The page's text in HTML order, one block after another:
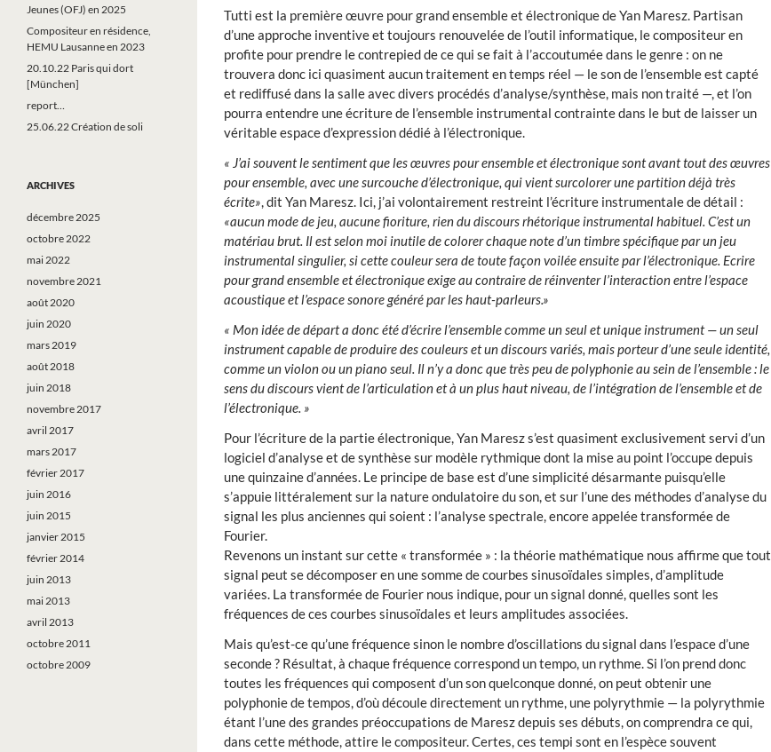
Tutti est la première œuvre pour grand ensemble et électronique de Yan Maresz. Partisan
d’une approche inventive et toujours renouvelée de l’outil informatique, le compositeur en
profite pour prendre le contrepied de ce qui se fait à l’accoutumée dans le genre : on ne
trouvera donc ici quasiment aucun traitement en temps réel — le son de l’ensemble est capté
et rediffusé dans la salle avec divers procédés d’analyse/synthèse, mais non traité —, et l’on
pourra entendre une écriture de l’ensemble instrumental contrainte dans le but de laisser un
véritable espace d’expression dédié à l’électronique.
« J’ai souvent le sentiment que les œuvres pour ensemble et électronique sont avant tout des œuvres
pour ensemble, avec une surcouche d’électronique, qui vient surcolorer une partition déjà très
écrite», dit Yan Maresz. Ici, j’ai volontairement restreint l’écriture instrumentale de détail :
«aucun mode de jeu, aucune fioriture, rien du discours rhétorique instrumental habituel. C’est un
matériau brut. Il est selon moi inutile de colorer chaque note d’un timbre spécifique par un jeu
instrumental singulier, si cette couleur sera de toute façon voilée ensuite par l’électronique. Ecrire
pour grand ensemble et électronique exige au contraire de réinventer l’interaction entre l’espace
acoustique et l’espace sonore généré par les haut-parleurs.»
« Mon idée de départ a donc été d’écrire l’ensemble comme un seul et unique instrument — un seul
instrument capable de produire des couleurs et un discours variés, mais porteur d’une seule identité,
comme un violon ou un piano seul. Il n’y a donc que très peu de polyphonie au sein de l’ensemble : le
sens du discours vient de l’articulation et à un plus haut niveau, de l’intégration de l’ensemble et de
l’électronique. »
Pour l’écriture de la partie électronique, Yan Maresz s’est quasiment exclusivement servi d’un
logiciel d’analyse et de synthèse sur modèle rythmique dont la mise au point l’occupe depuis
une quinzaine d’années. Le principe de base est d’une simplicité désarmante puisqu’elle
s’appuie littéralement sur la nature ondulatoire du son, et sur l’une des méthodes d’analyse du
signal les plus anciennes qui soient : l’analyse spectrale, encore appelée transformée de
Fourier.
Revenons un instant sur cette « transformée » : la théorie mathématique nous affirme que tout
signal peut se décomposer en une somme de courbes sinusoïdales simples, d’amplitude
variées. La transformée de Fourier nous indique, pour un signal donné, quelles sont les
fréquences de ces courbes sinusoïdales et leurs amplitudes associées.
Mais qu’est-ce qu’une fréquence sinon le nombre d’oscillations du signal dans l’espace d’une
seconde ? Résultat, à chaque fréquence correspond un tempo, un rythme. Si l’on prend donc
toutes les fréquences qui composent d’un son quelconque donné, on peut obtenir une
polyphonie de tempos, d’où découle directement un rythme, une polyrythmie — la polyrythmie
étant l’une des grandes préoccupations de Maresz depuis ses débuts, on comprendra ce qui,
dans cette méthode, attire le compositeur. Certes, ces tempi sont en l’espèce souvent
Jeunes (OFJ) en 2025
Compositeur en résidence,
HEMU Lausanne en 2023
20.10.22 Paris qui dort
[München]
report…
25.06.22 Création de soli
ARCHIVES
décembre 2025
octobre 2022
mai 2022
novembre 2021
août 2020
juin 2020
mars 2019
août 2018
juin 2018
novembre 2017
avril 2017
mars 2017
février 2017
juin 2016
juin 2015
janvier 2015
février 2014
juin 2013
mai 2013
avril 2013
octobre 2011
octobre 2009